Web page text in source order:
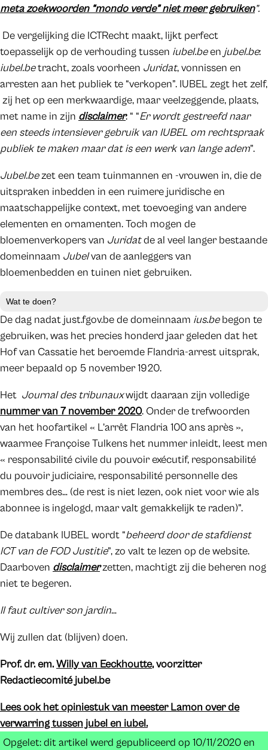
meta zoekwoorden “mondo verde” niet meer gebruiken”.
De vergelijking die ICTRecht maakt, lijkt perfect
toepasselijk op de verhouding tussen iubel.been jubel.be:
iubel.betracht, zoals voorheen Juridat, vonnissen en
arresten aan het publiek te “verkopen”. IUBEL zegt het zelf,
zij het op een merkwaardige, maar veelzeggende, plaats,
met name in zijn disclaimer: “ “Er wordt gestreefd naar
een steeds intensiever gebruik van IUBEL om rechtspraak
publiek te maken maar dat is een werk van lange adem”.
Jubel.bezet een team tuinmannen en -vrouwen in, die de
uitspraken inbedden in een ruimere juridische en
maatschappelijke context, met toevoeging van andere
elementen en ornamenten. Toch mogen de
bloemenverkopers van Juridatde al veel langer bestaande
domeinnaam Jubelvan de aanleggers van
bloemenbedden en tuinen niet gebruiken.
Wat te doen?
De dag nadat just.fgov.be de domeinnaam ius.bebegon te
gebruiken, was het precies honderd jaar geleden dat het
Hof van Cassatie het beroemde Flandria-arrest uitsprak,
meer bepaald op 5 november 1920.
Het Journal des tribunauxwijdt daaraan zijn volledige
nummer van 7 november 2020. Onder de trefwoorden
van het hoofartikel « L’arrêt Flandria 100 ans après »,
waarmee Françoise Tulkens het nummer inleidt, leest men
« responsabilité civile du pouvoir exécutif, responsabilité
du pouvoir judiciaire, responsabilité personnelle des
membres des… (de rest is niet lezen, ook niet voor wie als
abonnee is ingelogd, maar valt gemakkelijk te raden)”.
De databank IUBEL wordt “beheerd door de stafdienst
ICT van de FOD Justitie”, zo valt te lezen op de website.
Daarboven disclaimerzetten, machtigt zij die beheren nog
niet te begeren.
Il faut cultiver son jardin…
Wij zullen dat (blijven) doen.
Prof. dr. em.Willy van Eeckhoutte, voorzitter
Redactiecomité jubel.be
Lees ook het opiniestuk van meester Lamon over de
verwarring tussen jubel en iubel.
Opgelet: dit artikel werd gepubliceerd op 10/11/2020 en